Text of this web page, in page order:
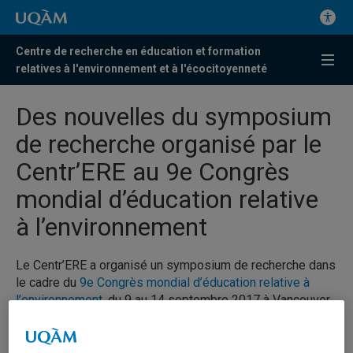
Centre de recherche en éducation et formation
relatives à l'environnement et à l'écocitoyenneté
Des nouvelles du symposium
de recherche organisé par le
Centr’ERE au 9e Congrès
mondial d’éducation relative
à l’environnement
Le Centr’ERE a organisé un symposium de recherche dans
le cadre du 9e Congrès mondial d’éducation relative à
l’environnement, du 9 au 14 septembre 2017 à Vancouver,
relative à l’écocitoyenneté.